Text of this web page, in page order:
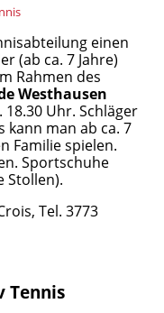
einen
(ab ca. 7 Jahre)
Rahmen des
Westhausen
Uhr. Schläger
kann man ab ca. 7
Familie spielen.
Sportschuhe
Stollen).
Tel. 3773
Tennis